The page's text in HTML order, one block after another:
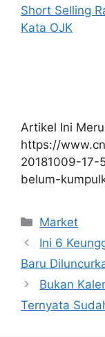
Short Selling
Kata OJK
Artikel Ini
https://
20181009-17-
belum-
Kategori
Market
Ini 6
Baru
Bukan
Ternyata